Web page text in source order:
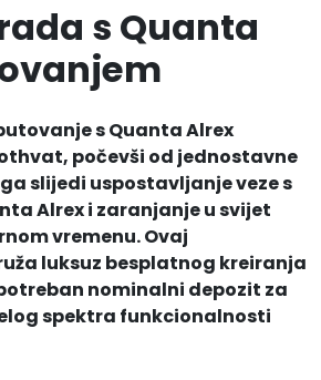
s Quanta
s Quanta Alrex
počevši od jednostavne
slijedi uspostavljanje veze s
Alrex i zaranjanje u svijet
vremenu. Ovaj
luksuz besplatnog kreiranja
nominalni depozit za
spektra funkcionalnosti